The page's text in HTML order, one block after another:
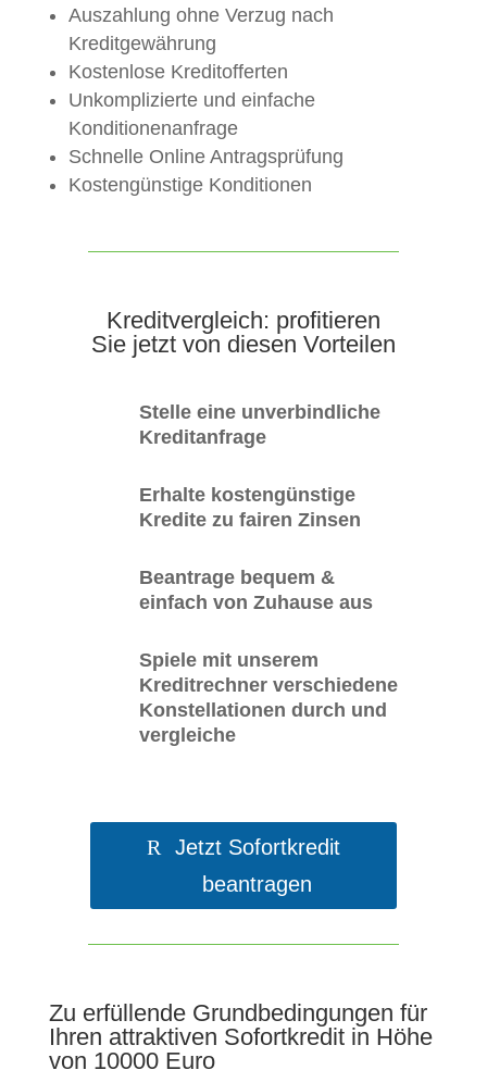
Auszahlung ohne Verzug nach
Kreditgewährung
Kostenlose Kreditofferten
Unkomplizierte und einfache
Konditionenanfrage
Schnelle Online Antragsprüfung
Kostengünstige Konditionen
Kreditvergleich: profitieren
Sie jetzt von diesen Vorteilen
Stelle eine unverbindliche
Kreditanfrage
Erhalte kostengünstige
Kredite zu fairen Zinsen
Beantrage bequem &
einfach von Zuhause aus
Spiele mit unserem
Kreditrechner verschiedene
Konstellationen durch und
vergleiche
Jetzt Sofortkredit
beantragen
Zu erfüllende Grundbedingungen für
Ihren attraktiven Sofortkredit in Höhe
von 10000 Euro